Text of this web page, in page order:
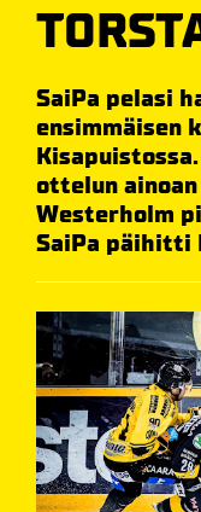
SaiPa pelasi
ensimmäisen
ottelun ainoan
Westerholm
SaiPa päihitti